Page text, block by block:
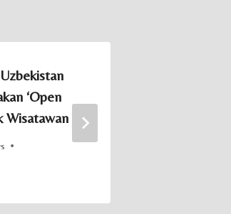
‘Open
Wisatawan